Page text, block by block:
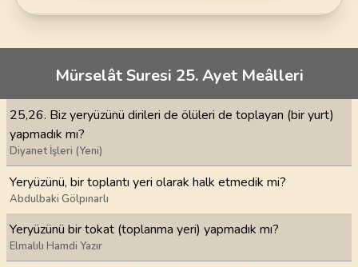
Mürselât Suresi 25. Ayet Meâlleri
25,26. Biz yeryüzünü dirileri de ölüleri de toplayan (bir yurt)
yapmadık mı?
Diyanet İşleri (Yeni)
Yeryüzünü, bir toplantı yeri olarak halk etmedik mi?
Abdulbaki Gölpınarlı
Yeryüzünü bir tokat (toplanma yeri) yapmadık mı?
Elmalılı Hamdi Yazır